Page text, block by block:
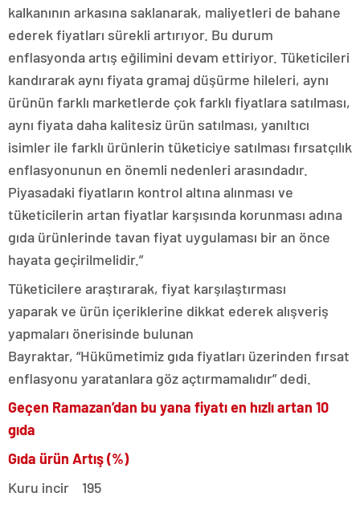
kalkanının arkasına saklanarak, maliyetleri de bahane
ederek fiyatları sürekli artırıyor. Bu durum
enflasyonda artış eğilimini devam ettiriyor. Tüketicileri
kandırarak aynı fiyata gramaj düşürme hileleri, aynı
ürünün farklı marketlerde çok farklı fiyatlara satılması,
aynı fiyata daha kalitesiz ürün satılması, yanıltıcı
isimler ile farklı ürünlerin tüketiciye satılması fırsatçılık
enflasyonunun en önemli nedenleri arasındadır.
Piyasadaki fiyatların kontrol altına alınması ve
tüketicilerin artan fiyatlar karşısında korunması adına
gıda ürünlerinde tavan fiyat uygulaması bir an önce
hayata geçirilmelidir.”
Tüketicilere araştırarak, fiyat karşılaştırması
yaparak ve ürün içeriklerine dikkat ederek alışveriş
yapmaları önerisinde bulunan
Bayraktar, “Hükümetimiz gıda fiyatları üzerinden fırsat
enflasyonu yaratanlara göz açtırmamalıdır” dedi.
Geçen Ramazan’dan bu yana fiyatı en hızlı artan 10
gıda
Gıda ürün Artış (%)
Kuru incir 195